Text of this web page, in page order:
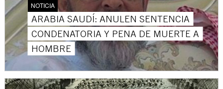
NOTICIA
ARABIA SAUDÍ: ANULEN SENTENCIA
CONDENATORIA Y PENA DE MUERTE A
HOMBRE